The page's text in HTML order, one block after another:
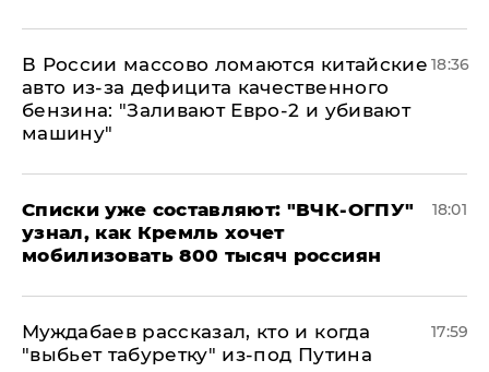
В России массово ломаются китайские
авто из-за дефицита качественного
бензина: "Заливают Евро-2 и убивают
машину"
18:36
Списки уже составляют: "ВЧК-ОГПУ"
узнал, как Кремль хочет
мобилизовать 800 тысяч россиян
18:01
Муждабаев рассказал, кто и когда
"выбьет табуретку" из-под Путина
17:59